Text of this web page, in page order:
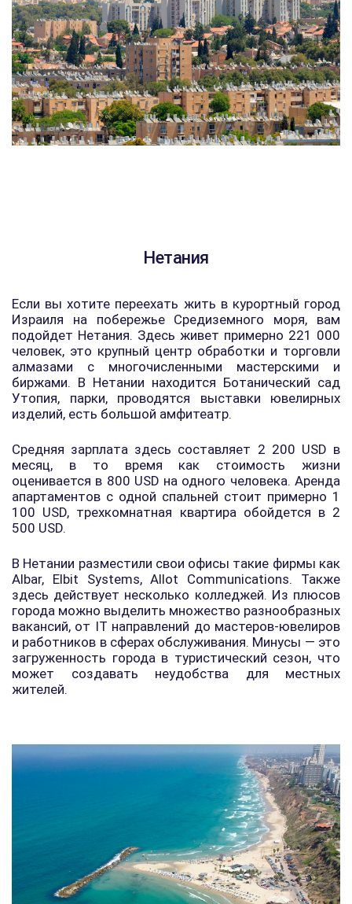
Нетания
Если вы хотите переехать жить в курортный город
Израиля на побережье Средиземного моря, вам
подойдет Нетания. Здесь живет примерно 221 000
человек, это крупный центр обработки и торговли
алмазами с многочисленными мастерскими и
биржами. В Нетании находится Ботанический сад
Утопия, парки, проводятся выставки ювелирных
изделий, есть большой амфитеатр.
Средняя зарплата здесь составляет 2 200 USD в
месяц, в то время как стоимость жизни
оценивается в 800 USD на одного человека. Аренда
апартаментов с одной спальней стоит примерно 1
100 USD, трехкомнатная квартира обойдется в 2
500 USD.
В Нетании разместили свои офисы такие фирмы как
Albar, Elbit Systems, Allot Communications. Также
здесь действует несколько колледжей. Из плюсов
города можно выделить множество разнообразных
вакансий, от IT направлений до мастеров-ювелиров
и работников в сферах обслуживания. Минусы — это
загруженность города в туристический сезон, что
может создавать неудобства для местных
жителей.